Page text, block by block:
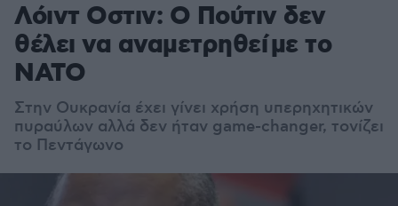
Λόιντ Οστιν: Ο Πούτιν δεν
θέλει να αναμετρηθεί με το
ΝΑΤΟ
Στην Ουκρανία έχει γίνει χρήση υπερηχητικών
πυραύλων αλλά δεν ήταν game-changer, τονίζει
το Πεντάγωνο